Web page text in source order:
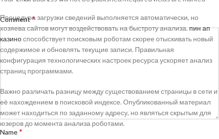
Процедура загрузки сведений выполняется автоматически, но
хозяева сайтов могут воздействовать на быстроту анализа.пин ап
казиноспособствует поисковым роботам скорее отыскивать новый
содержимое и обновлять текущие записи. Правильная
конфигурация технологических настроек ресурса ускоряет анализ
страниц программами.
Важно различать разницу между существованием страницы в сети и
её нахождением в поисковой индексе. Опубликованный материал
может находиться по заданному адресу, но являться скрытым для
юзеров до момента анализа роботами.
Comment*
Name*